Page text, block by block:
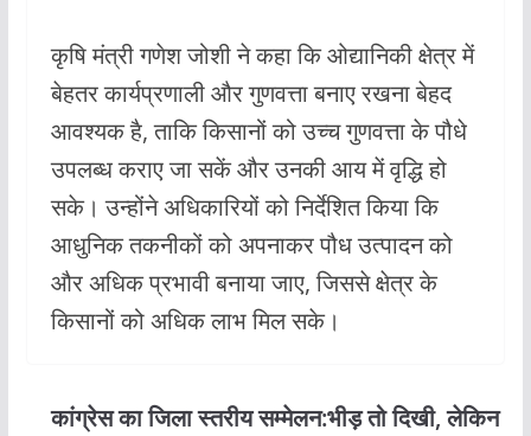
कृषि मंत्री गणेश जोशी ने कहा कि ओद्यानिकी क्षेत्र में
बेहतर कार्यप्रणाली और गुणवत्ता बनाए रखना बेहद
आवश्यक है, ताकि किसानों को उच्च गुणवत्ता के पौधे
उपलब्ध कराए जा सकें और उनकी आय में वृद्धि हो
सके। उन्होंने अधिकारियों को निर्देशित किया कि
आधुनिक तकनीकों को अपनाकर पौध उत्पादन को
और अधिक प्रभावी बनाया जाए, जिससे क्षेत्र के
किसानों को अधिक लाभ मिल सके।
कांग्रेस का जिला स्तरीय सम्मेलन:भीड़ तो दिखी, लेकिन